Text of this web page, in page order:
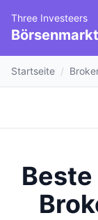
Three Investeers
Startseite /